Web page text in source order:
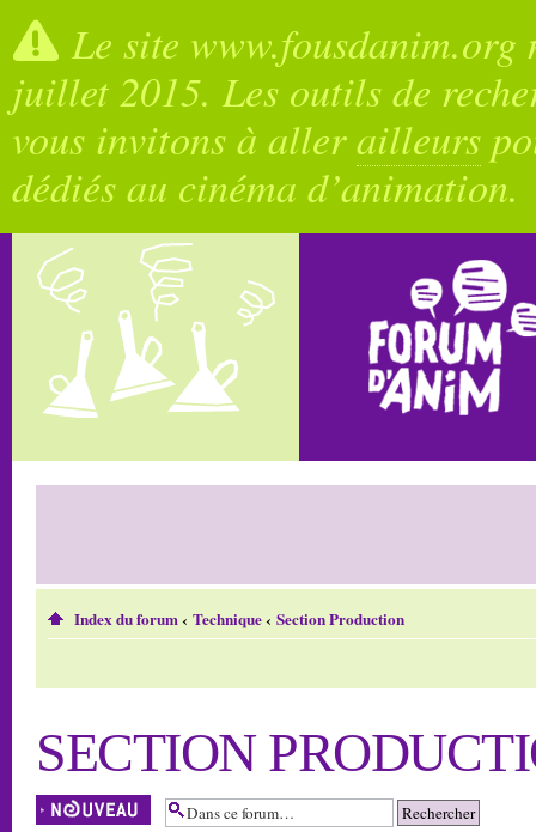
Le site
juillet 2015. Les outils de
vous invitons à allerailleurs
dédiés au cinéma d’animation.
Index du forum‹ Technique‹ Section Production
SECTION
Écrire un nouveau
sujet